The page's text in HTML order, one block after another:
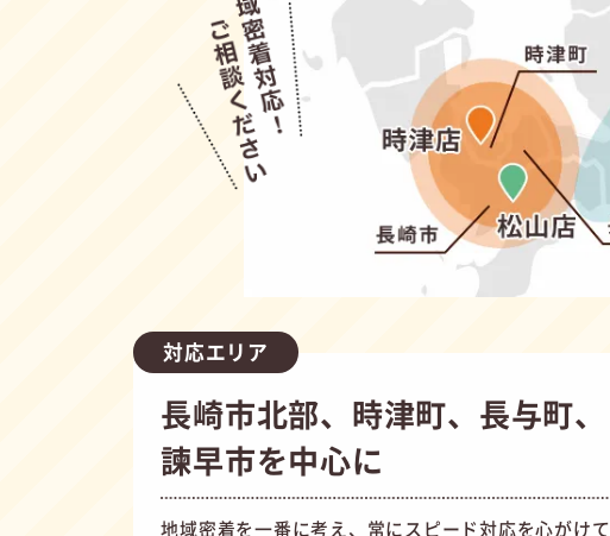
対応エリア
長崎市北部、時津町、長与町、
諫早市を中心に
地域密着を一番に考え、常にスピード対応を心がけて